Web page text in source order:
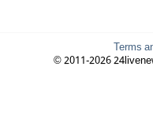
Terms
© 2011-2026